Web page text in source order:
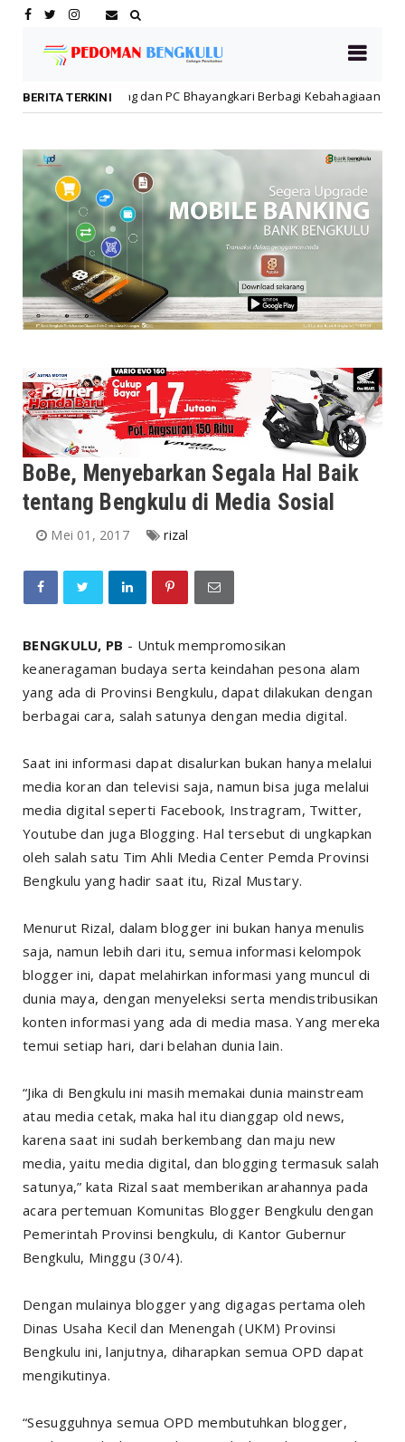
BERITA TERKINI
dan PC Bhayangkari Berbagi Kebahagiaan Bersama Anak Panti
BoBe, Menyebarkan Segala Hal Baik
tentang Bengkulu di Media Sosial
Mei 01, 2017 rizal
BENGKULU, PB - Untuk mempromosikan
keaneragaman budaya serta keindahan pesona alam
yang ada di Provinsi Bengkulu, dapat dilakukan dengan
berbagai cara, salah satunya dengan media digital.
Saat ini informasi dapat disalurkan bukan hanya melalui
media koran dan televisi saja, namun bisa juga melalui
media digital seperti Facebook, Instragram, Twitter,
Youtube dan juga Blogging. Hal tersebut di ungkapkan
oleh salah satu Tim Ahli Media Center Pemda Provinsi
Bengkulu yang hadir saat itu, Rizal Mustary.
Menurut Rizal, dalam blogger ini bukan hanya menulis
saja, namun lebih dari itu, semua informasi kelompok
blogger ini, dapat melahirkan informasi yang muncul di
dunia maya, dengan menyeleksi serta mendistribusikan
konten informasi yang ada di media masa. Yang mereka
temui setiap hari, dari belahan dunia lain.
“Jika di Bengkulu ini masih memakai dunia mainstream
atau media cetak, maka hal itu dianggapold news,
karena saat ini sudah berkembang dan maju new
media, yaitu media digital, dan blogging termasuk salah
satunya,” kata Rizal saat memberikan arahannya pada
acara pertemuan Komunitas Blogger Bengkulu dengan
Pemerintah Provinsi bengkulu, di Kantor Gubernur
Bengkulu, Minggu (30/4).
Dengan mulainya blogger yang digagas pertama oleh
Dinas Usaha Kecil dan Menengah (UKM) Provinsi
Bengkulu ini, lanjutnya, diharapkan semua OPD dapat
mengikutinya.
“Sesugguhnya semua OPD membutuhkan blogger,